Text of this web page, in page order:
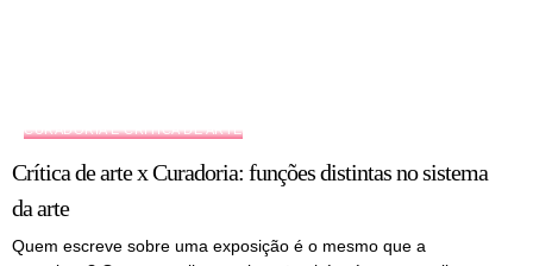
CURADORIA E CRÍTICA DE ARTE
Crítica de arte x Curadoria: funções distintas no sistema
da arte
Quem escreve sobre uma exposição é o mesmo que a